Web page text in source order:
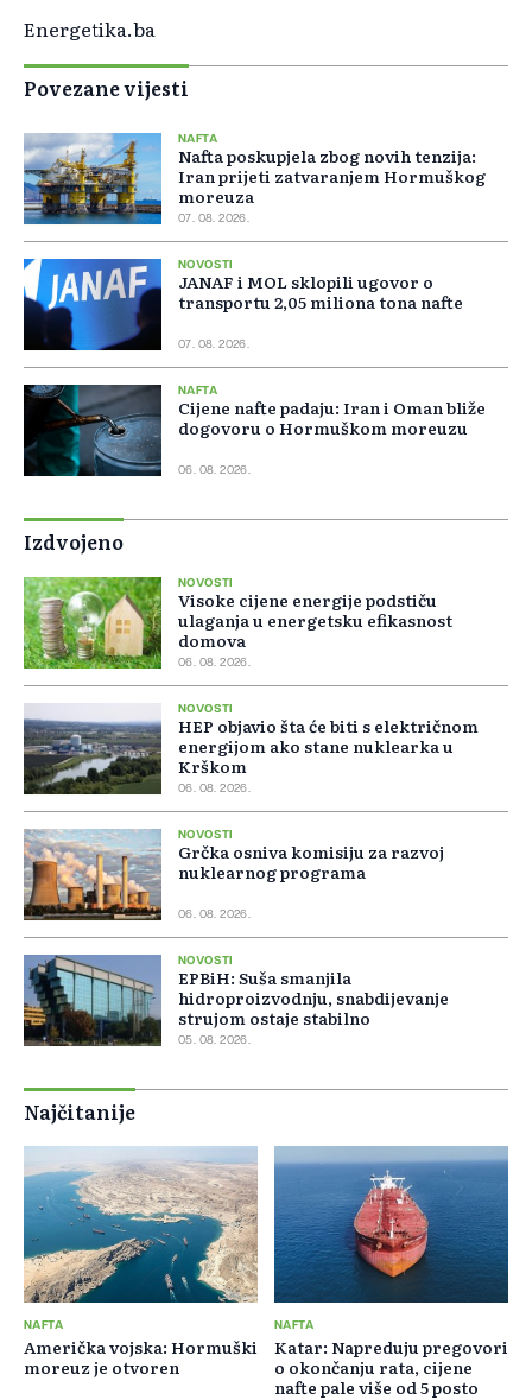
Energetika.ba
Povezane vijesti
NAFTA
Nafta poskupjela zbog novih tenzija:
Iran prijeti zatvaranjem Hormuškog
moreuza
07. 08. 2026.
NOVOSTI
JANAF i MOL sklopili ugovor o
transportu 2,05 miliona tona nafte
07. 08. 2026.
NAFTA
Cijene nafte padaju: Iran i Oman bliže
dogovoru o Hormuškom moreuzu
06. 08. 2026.
Izdvojeno
NOVOSTI
Visoke cijene energije podstiču
ulaganja u energetsku efikasnost
domova
06. 08. 2026.
NOVOSTI
HEP objavio šta će biti s električnom
energijom ako stane nuklearka u
Krškom
06. 08. 2026.
NOVOSTI
Grčka osniva komisiju za razvoj
nuklearnog programa
06. 08. 2026.
NOVOSTI
EPBiH: Suša smanjila
hidroproizvodnju, snabdijevanje
strujom ostaje stabilno
05. 08. 2026.
Najčitanije
NAFTA
Američka vojska: Hormuški
moreuz je otvoren
NAFTA
Katar: Napreduju pregovori
o okončanju rata, cijene
nafte pale više od 5 posto